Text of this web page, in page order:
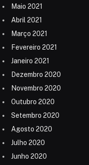
Maio 2021
Abril 2021
Março 2021
Fevereiro 2021
Janeiro 2021
Dezembro 2020
Novembro 2020
Outubro 2020
Setembro 2020
Agosto 2020
Julho 2020
Junho 2020